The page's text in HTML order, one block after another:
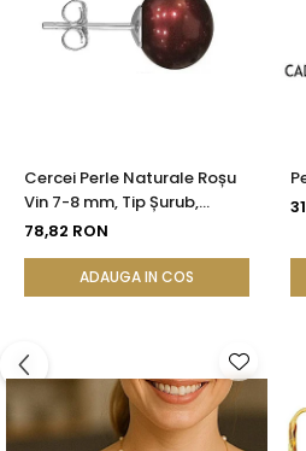
Cercei Perle Naturale Roșu
Vin 7-8 mm, Tip Șurub,
Argint 925 - Calitate AAA |
78,82 RON
ADAUGA IN COS